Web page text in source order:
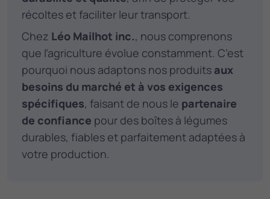
récoltes et faciliter leur transport.
Chez Léo Mailhot inc., nous comprenons
que l’agriculture évolue constamment. C’est
pourquoi nous adaptons nos produits aux
besoins du marché et à vos exigences
spécifiques, faisant de nous le partenaire
de confiance pour des boîtes à légumes
durables, fiables et parfaitement adaptées à
votre production.